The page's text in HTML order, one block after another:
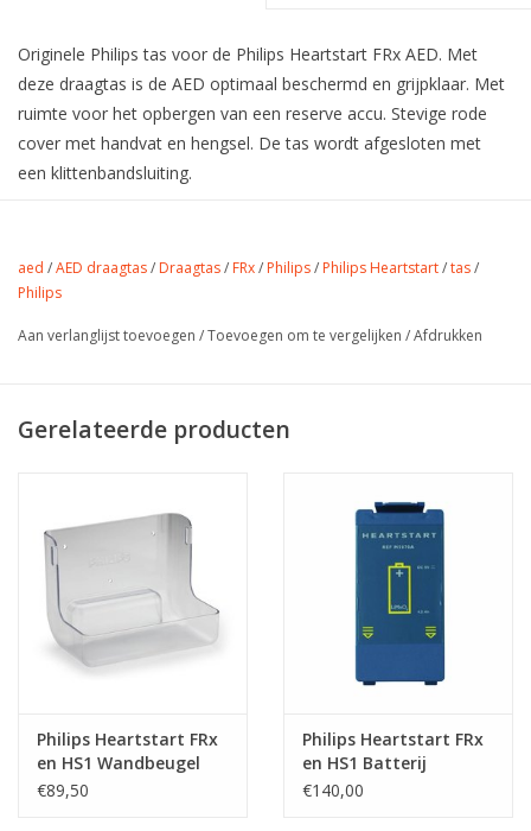
Originele Philips tas voor de Philips Heartstart FRx AED. Met
deze draagtas is de AED optimaal beschermd en grijpklaar. Met
ruimte voor het opbergen van een reserve accu. Stevige rode
cover met handvat en hengsel. De tas wordt afgesloten met
een klittenbandsluiting.
aed /AED draagtas/ Draagtas/ FRx/ Philips/ Philips Heartstart/tas/
Philips
Aan verlanglijst toevoegen /Toevoegen om te vergelijken /Afdrukken
Gerelateerde producten
Philips Heartstart FRx
en HS1 Wandbeugel
Transparant
€89,50
Philips Heartstart FRx
en HS1 Batterij
€140,00